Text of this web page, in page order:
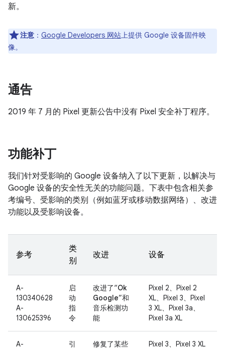
新。
注意 ： Google Developers 网站上提供 Google 设备固件映
像。
通告
2019 年 7 月的 Pixel 更新公告中没有 Pixel 安全补丁程序。
功能补丁
我们针对受影响的 Google 设备纳入了以下更新，以解决与
Google 设备的安全性无关的功能问题。下表中包含相关参
考编号、受影响的类别（例如蓝牙或移动数据网络）、改进
功能以及受影响设备。
参考
类
别
改进 设备
A-
130340628
A-
130625396
启
动
指
令
改进了“Ok
Google”和
音乐检测功
能
Pixel 2、Pixel 2
XL、Pixel 3、Pixel
3 XL、Pixel 3a、
Pixel 3a XL
A-
引
修复了某些
Pixel 3、Pixel 3 XL